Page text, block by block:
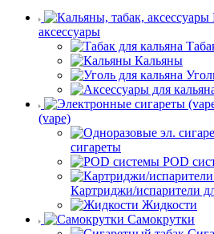
аксессуары
Кальяны
(vape)
сигареты
POD
Картриджи/испарители
Жидкости
Самокрутки